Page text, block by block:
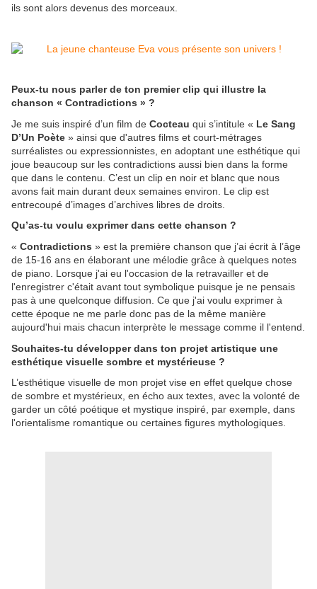
ils sont alors devenus des morceaux.
Peux-tu nous parler de ton premier clip qui illustre la
chanson « Contradictions » ?
Je me suis inspiré d’un film de Cocteau qui s’intitule « Le Sang
D’Un Poète » ainsi que d'autres films et court-métrages
surréalistes ou expressionnistes, en adoptant une esthétique qui
joue beaucoup sur les contradictions aussi bien dans la forme
que dans le contenu. C’est un clip en noir et blanc que nous
avons fait main durant deux semaines environ. Le clip est
entrecoupé d’images d’archives libres de droits.
Qu’as-tu voulu exprimer dans cette chanson ?
« Contradictions » est la première chanson que j’ai écrit à l’âge
de 15-16 ans en élaborant une mélodie grâce à quelques notes
de piano. Lorsque j'ai eu l'occasion de la retravailler et de
l'enregistrer c'était avant tout symbolique puisque je ne pensais
pas à une quelconque diffusion. Ce que j'ai voulu exprimer à
cette époque ne me parle donc pas de la même manière
aujourd'hui mais chacun interprète le message comme il l'entend.
Souhaites-tu développer dans ton projet artistique une
esthétique visuelle sombre et mystérieuse ?
L’esthétique visuelle de mon projet vise en effet quelque chose
de sombre et mystérieux, en écho aux textes, avec la volonté de
garder un côté poétique et mystique inspiré, par exemple, dans
l'orientalisme romantique ou certaines figures mythologiques.